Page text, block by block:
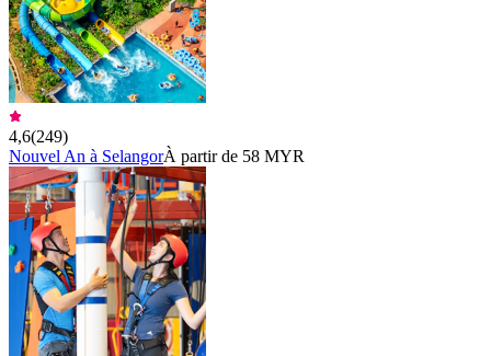
4,6(249)
Nouvel An à SelangorÀ partir de 58 MYR